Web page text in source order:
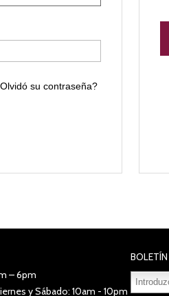
su contraseña?
– 6pm
y Sábado: 10am - 10pm
BOLETÍN